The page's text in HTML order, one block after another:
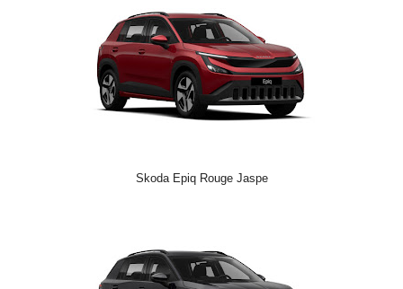
Skoda Epiq Rouge Jaspe